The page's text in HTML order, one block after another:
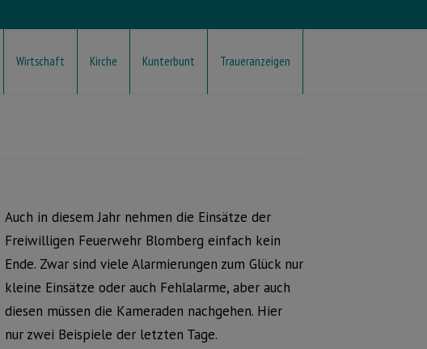
Wirtschaft Kirche Kunterbunt Traueranzeigen
Auch in diesem Jahr nehmen die Einsätze der
Freiwilligen Feuerwehr Blomberg einfach kein
Ende. Zwar sind viele Alarmierungen zum Glück nur
kleine Einsätze oder auch Fehlalarme, aber auch
diesen müssen die Kameraden nachgehen. Hier
nur zwei Beispiele der letzten Tage.